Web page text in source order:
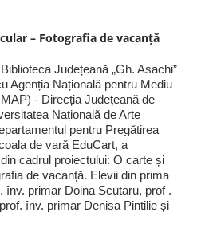
– Fotografia de vacanță
Județeană „Gh. Asachi”
Agenția Națională pentru Mediu
- Direcția Județeană de
Națională de Arte
pentru Pregătirea
de vară EduCart, a
cadrul proiectului: O carte și
de vacanță. Elevii din prima
înv. primar Doina Scutaru, prof .
înv. primar Denisa Pintilie și